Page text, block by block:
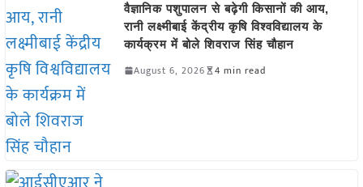
वैज्ञानिक पशुपालन से बढ़ेगी किसानों की आय,
रानी लक्ष्मीबाई केंद्रीय कृषि विश्वविद्यालय के
कार्यक्रम में बोले शिवराज सिंह चौहान
August 6, 2026 4 min read